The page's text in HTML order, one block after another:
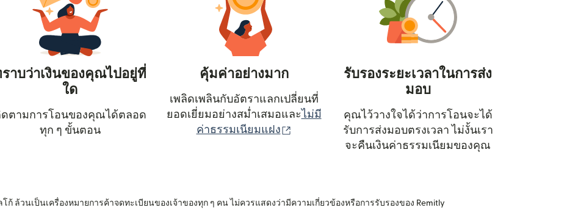
าบว่าเงินของคุณไปอยู่ที่
ใด
ตามการโอนของคุณได้ตลอด
ทุก ๆ ขั้นตอน
คุ้มค่าอย่างมาก
เพลิดเพลินกับอัตราแลกเปลี่ยนที่
ยอดเยี่ยมอย่างสม่ำเสมอและ ไม่มี
ค่าธรรมเนียมแฝง
(เปิดในหน้าต่างใหม่)
รับรองระยะเวลาในการส่ง
มอบ
คุณไว้วางใจได้ว่าการโอนจะได้
รับการส่งมอบตรงเวลา ไม่งั้นเรา
จะคืนเงินค่าธรรมเนียมของคุณ
ก้ ล้วนเป็นเครื่องหมายการค้าจดทะเบียนของเจ้าของทุก ๆ คน ไม่ควรแสดงว่ามีความเกี่ยวข้องหรือการรับรองของ Remitly